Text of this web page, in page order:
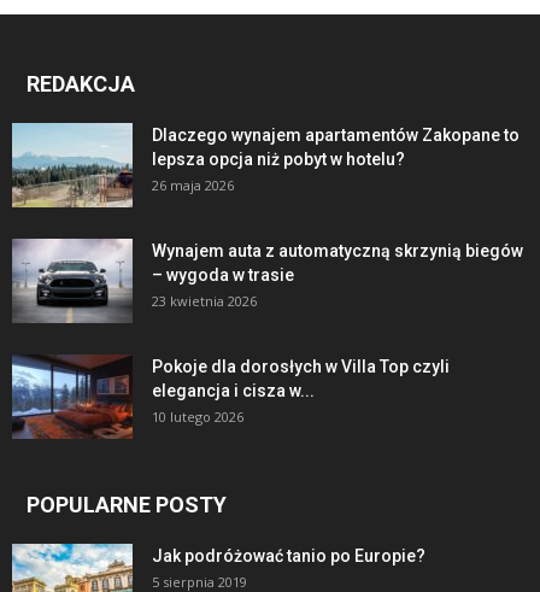
REDAKCJA
Dlaczego wynajem apartamentów Zakopane to
lepsza opcja niż pobyt w hotelu?
26 maja 2026
Wynajem auta z automatyczną skrzynią biegów
– wygoda w trasie
23 kwietnia 2026
Pokoje dla dorosłych w Villa Top czyli
elegancja i cisza w...
10 lutego 2026
POPULARNE POSTY
Jak podróżować tanio po Europie?
5 sierpnia 2019